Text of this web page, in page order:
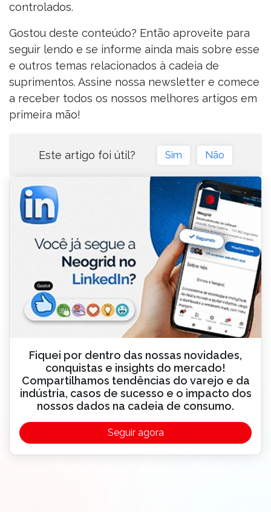
controlados.
Gostou deste conteúdo? Então aproveite para
seguir lendo e se informe ainda mais sobre esse
e outros temas relacionados à cadeia de
suprimentos. Assine nossa newsletter e comece
a receber todos os nossos melhores artigos em
primeira mão!
Este artigo foi útil? Sim Não
Fiquei por dentro das nossas novidades,
conquistas e insights do mercado!
Compartilhamos tendências do varejo e da
indústria, casos de sucesso e o impacto dos
nossos dados na cadeia de consumo.
Seguir agora